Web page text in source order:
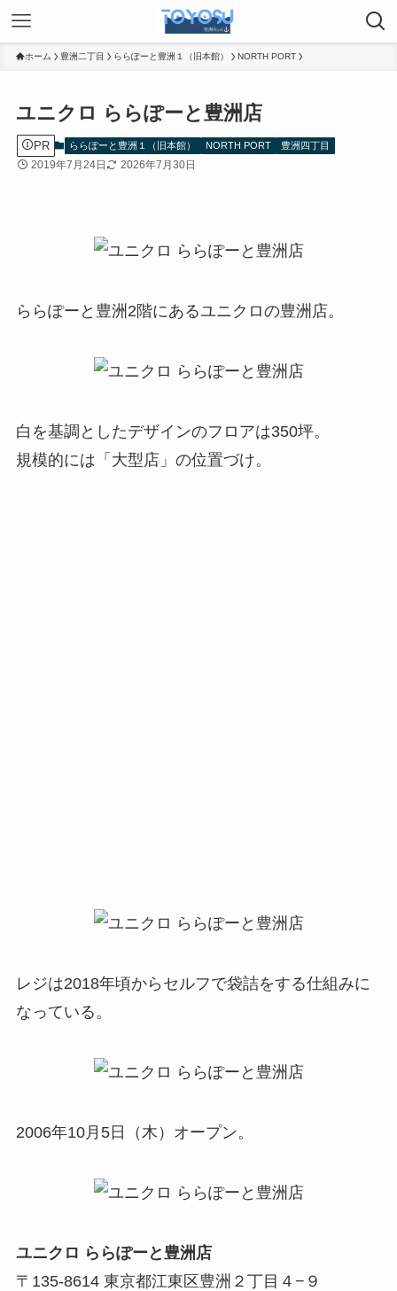
ホーム 豊洲二丁目 ららぽーと豊洲１（旧本館） NORTH PORT
ユニクロ ららぽーと豊洲店
PR ららぽーと豊洲１（旧本館） NORTH PORT 豊洲四丁目
2019年7月24日 2026年7月30日
ららぽーと豊洲2階にあるユニクロの豊洲店。
白を基調としたデザインのフロアは350坪。
規模的には「大型店」の位置づけ。
レジは2018年頃からセルフで袋詰をする仕組みに
なっている。
2006年10月5日（木）オープン。
ユニクロ ららぽーと豊洲店
〒135-8614 東京都江東区豊洲２丁目４−９